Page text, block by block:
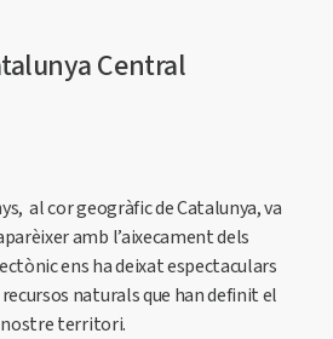
Central
al cor geogràfic de Catalunya, va
amb l’aixecament dels
ens ha deixat espectaculars
naturals que han definit el
territori.